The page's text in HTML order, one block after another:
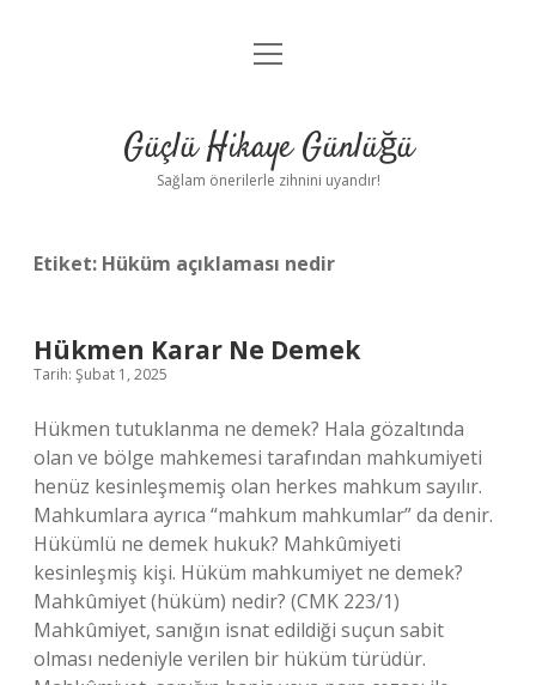
Anasayfa
Yasal Uyarı
menüyü
Güçlü Hikaye Günlüğü
Sağlam önerilerle zihnini uyandır!
Etiket: Hüküm açıklaması nedir
Hükmen Karar Ne Demek
Tarih: Şubat 1, 2025
Hükmen tutuklanma ne demek? Hala gözaltında
olan ve bölge mahkemesi tarafından mahkumiyeti
henüz kesinleşmemiş olan herkes mahkum sayılır.
Mahkumlara ayrıca “mahkum mahkumlar” da denir.
Hükümlü ne demek hukuk? Mahkûmiyeti
kesinleşmiş kişi. Hüküm mahkumiyet ne demek?
Mahkûmiyet (hüküm) nedir? (CMK 223/1)
Mahkûmiyet, sanığın isnat edildiği suçun sabit
olması nedeniyle verilen bir hüküm türüdür.